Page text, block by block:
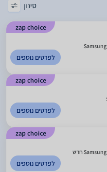
סינון
zap choice
לפרטים נוספים
zap choice
לפרטים נוספים
zap choice
לפרטים נוספים